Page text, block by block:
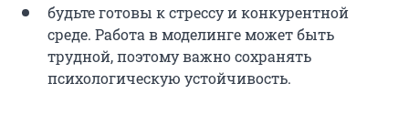
будьте готовы к стрессу и конкурентной
среде. Работа в моделинге может быть
трудной, поэтому важно сохранять
психологическую устойчивость.